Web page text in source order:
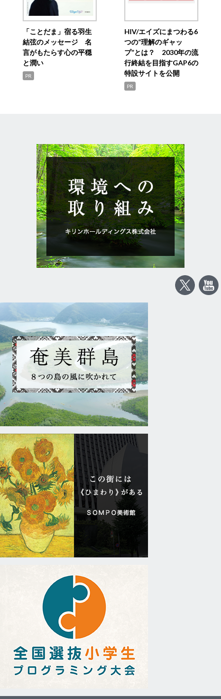
「ことだま」宿る羽生
結弦のメッセージ 名
言がもたらす心の平穏
と潤い
PR
HIV/エイズにまつわる6
つの“理解のギャッ
プ”とは？ 2030年の流
行終結を目指すGAP6の
特設サイトを公開
PR